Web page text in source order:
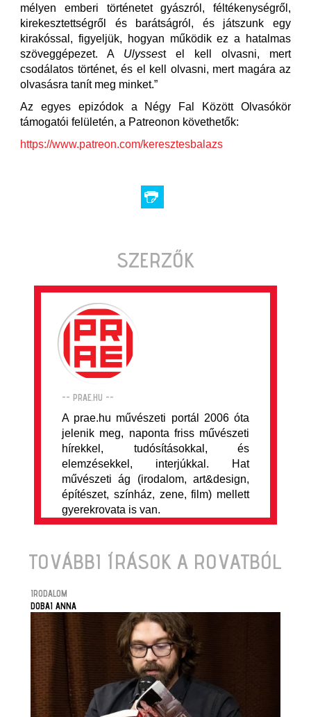
mélyen emberi történetet gyászról, féltékenységről,
kirekesztettségről és barátságról, és játszunk egy
kirakóssal, figyeljük, hogyan működik ez a hatalmas
szöveggépezet. A Ulyssest el kell olvasni, mert
csodálatos történet, és el kell olvasni, mert magára az
olvasásra tanít meg minket.”
Az egyes epizódok a Négy Fal Között Olvasókör
támogatói felületén, a Patreonon követhetők:
https://www.patreon.com/keresztesbalazs
SZERZŐK
-- PRAE.HU --
A prae.hu művészeti portál 2006 óta
jelenik meg, naponta friss művészeti
hírekkel, tudósításokkal, és
elemzésekkel, interjúkkal. Hat
művészeti ág (irodalom, art&design,
építészet, színház, zene, film) mellett
gyerekrovata is van.
TOVÁBBI ÍRÁSOK A ROVATBÓL
IRODALOM
DOBAI ANNA